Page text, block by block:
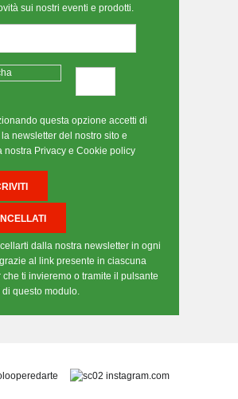
sui nostri eventi e prodotti.
questa opzione accetti di
newsletter del nostro sito e
nostra Privacy e Cookie policy
dalla nostra newsletter in ogni
al link presente in ciascuna
che ti invieremo o tramite il pulsante
questo modulo.
instagram.com